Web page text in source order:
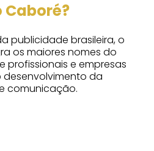
Caboré?
publicidade brasileira, o
os maiores nomes do
profissionais e empresas
da
comunicação.